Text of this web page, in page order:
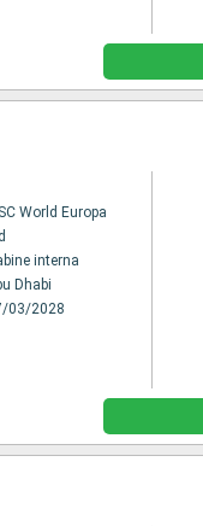
World Europa
interna
Dhabi
03/2028